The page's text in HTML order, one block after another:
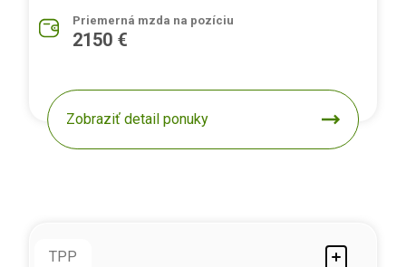
Priemerná mzda na pozíciu
2150 €
Zobraziť detail ponuky
TPP